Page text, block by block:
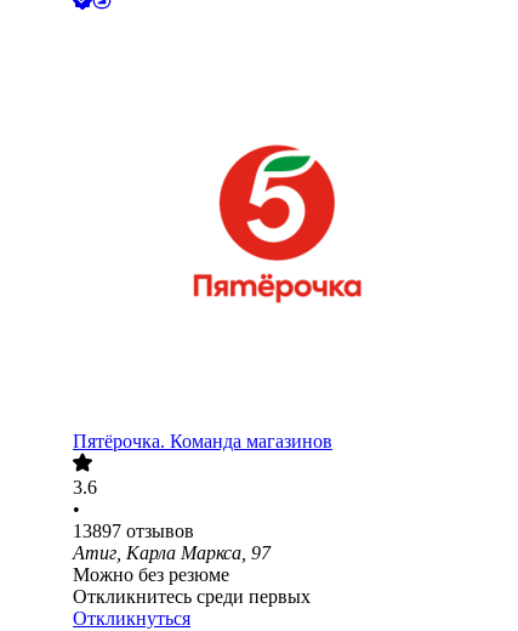
Пятёрочка. Команда магазинов
3.6
•
13897 отзывов
Атиг, Карла Маркса, 97
Можно без резюме
Откликнитесь среди первых
Откликнуться